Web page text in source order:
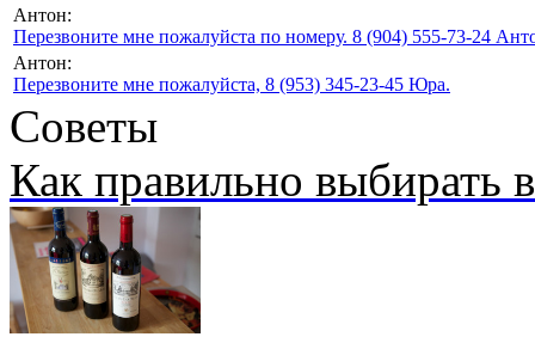
Антон:
Перезвоните мне пожалуйста по номеру. 8 (904) 555-73-24
Антон:
Перезвоните мне пожалуйста, 8 (953) 345-23-45 Юра.
Советы
Как правильно выбирать